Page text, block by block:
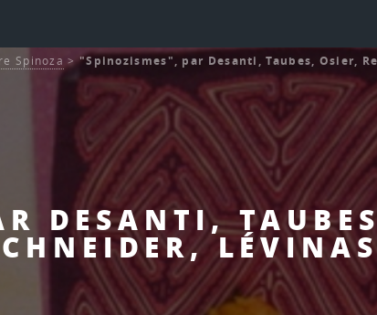
DESANTI,
Spinoza >"Spinozismes", par Desanti, Taubes, Osier,